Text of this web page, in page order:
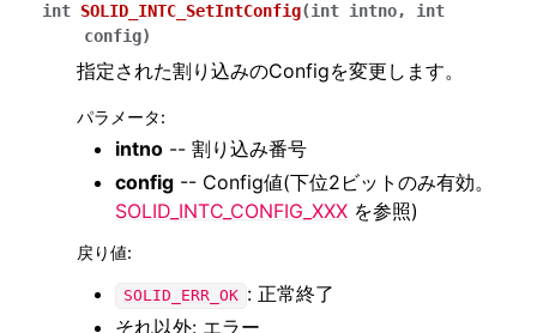
int SOLID_INTC_SetIntConfig(int intno, int
config)
指定された割り込みのConfigを変更します。
パラメータ:
intno -- 割り込み番号
config -- Config値(下位2ビットのみ有効。
SOLID_INTC_CONFIG_XXX を参照)
戻り値:
SOLID_ERR_OK : 正常終了
それ以外: エラー